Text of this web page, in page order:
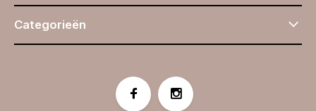
Categorieën